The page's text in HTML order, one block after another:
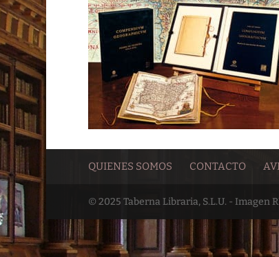
QUIENES SOMOS CONTACTO
© 2025 Taberna Libraria, S.L.U. - Imagen